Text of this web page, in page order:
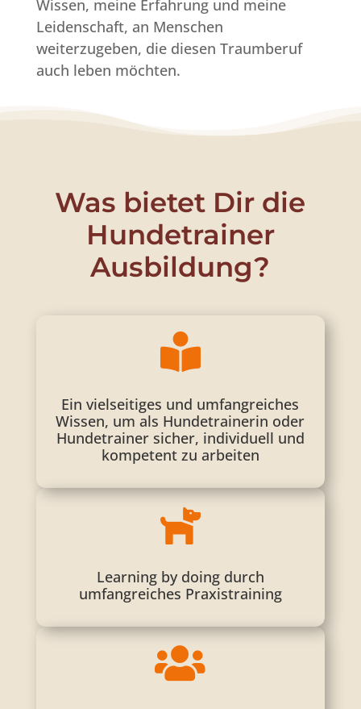
Wissen, meine Erfahrung und meine
Leidenschaft, an Menschen
weiterzugeben, die diesen Traumberuf
auch leben möchten.
Was bietet Dir die
Hundetrainer
Ausbildung?

Ein vielseitiges und umfangreiches
Wissen, um als Hundetrainerin oder
Hundetrainer sicher, individuell und
kompetent zu arbeiten

Learning by doing durch
umfangreiches Praxistraining
